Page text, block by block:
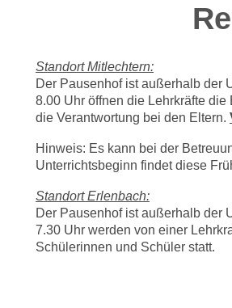
Standort Mitlechtern:
Der Pausenhof ist außerhalb der
8.00 Uhr öffnen die Lehrkräfte
die Verantwortung bei den Eltern.
Hinweis: Es kann bei der
Unterrichtsbeginn findet diese
Standort Erlenbach:
Der Pausenhof ist außerhalb der
7.30 Uhr werden von einer
Schülerinnen und Schüler statt.